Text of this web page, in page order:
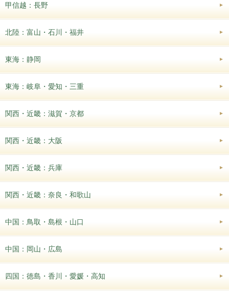
甲信越：長野
北陸：富山・石川・福井
東海：静岡
東海：岐阜・愛知・三重
関西・近畿：滋賀・京都
関西・近畿：大阪
関西・近畿：兵庫
関西・近畿：奈良・和歌山
中国：鳥取・島根・山口
中国：岡山・広島
四国：徳島・香川・愛媛・高知